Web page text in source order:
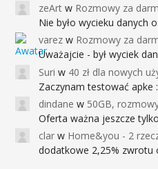
zeArt w Rozmowy za darmo i 1
Nie było wycieku danych
varez w Rozmowy za darmo i 1
Uważajcie - był wyciek
Suri w 40 zł dla nowych użytkowników Google
Zaczynam testować apke :)
dindane w 50GB, rozmowy, SMS, MMS bez limitu przez 6 miesięcy za
Oferta ważna jeszcze
clar w Home&you - 2 rzecz z 10 zł
dodatkowe 2,25% zwrotu